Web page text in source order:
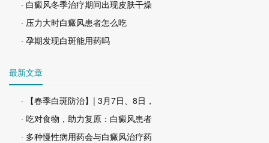
· 白癜风冬季治疗期间出现皮肤干燥
· 压力大时白癜风患者怎么吃
· 孕期发现白斑能用药吗
最新文章
· 【春季白斑防治】| 3月7日、8日，
· 吃对食物，助力复原：白癜风患者
· 多种慢性病用药会与白癜风治疗药